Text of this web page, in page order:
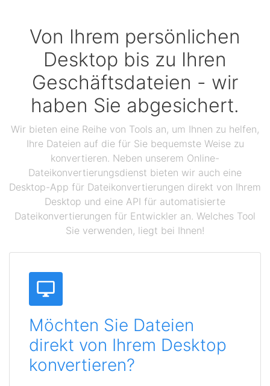
Von Ihrem persönlichen
Desktop bis zu Ihren
Geschäftsdateien - wir
haben Sie abgesichert.
Wir bieten eine Reihe von Tools an, um Ihnen zu helfen,
Ihre Dateien auf die für Sie bequemste Weise zu
konvertieren. Neben unserem Online-
Dateikonvertierungsdienst bieten wir auch eine
Desktop-App für Dateikonvertierungen direkt von Ihrem
Desktop und eine API für automatisierte
Dateikonvertierungen für Entwickler an. Welches Tool
Sie verwenden, liegt bei Ihnen!
Möchten Sie Dateien
direkt von Ihrem Desktop
konvertieren?